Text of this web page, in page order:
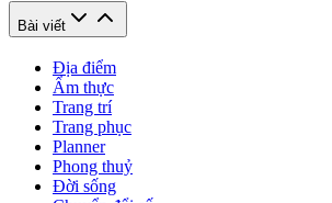
Bài viết
Địa điểm
Ẩm thực
Trang trí
Trang phục
Planner
Phong thuỷ
Đời sống